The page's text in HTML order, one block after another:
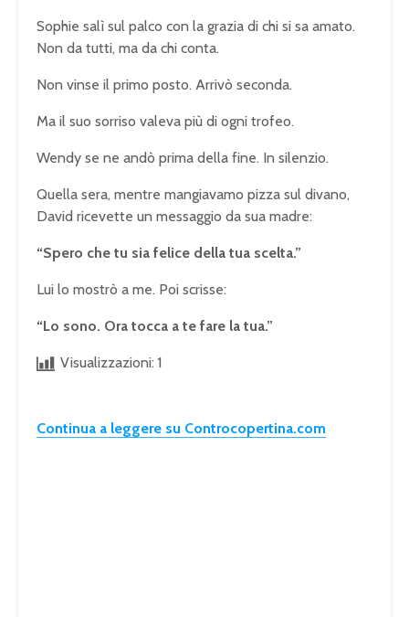
Sophie salì sul palco con la grazia di chi si sa amato.
Non da tutti, ma da chi conta.
Non vinse il primo posto. Arrivò seconda.
Ma il suo sorriso valeva più di ogni trofeo.
Wendy se ne andò prima della fine. In silenzio.
Quella sera, mentre mangiavamo pizza sul divano,
David ricevette un messaggio da sua madre:
“Spero che tu sia felice della tua scelta.”
Lui lo mostrò a me. Poi scrisse:
“Lo sono. Ora tocca a te fare la tua.”
Visualizzazioni: 1
Continua a leggere su Controcopertina.com